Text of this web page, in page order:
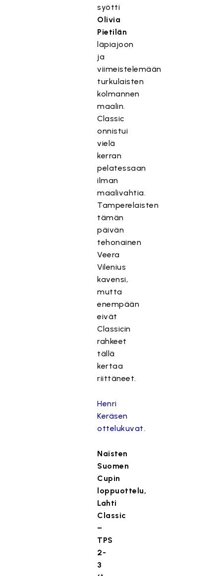
syötti
Olivia
Pietilän
läpiajoon
ja
viimeistelemään
turkulaisten
kolmannen
maalin.
Classic
onnistui
vielä
kerran
pelatessaan
ilman
maalivahtia.
Tamperelaisten
tämän
päivän
tehonainen
Veera
Vilenius
kavensi,
mutta
enempään
eivät
Classicin
rahkeet
tällä
kertaa
riittäneet.
Henri
Keräsen
ottelukuvat.
Naisten
Suomen
Cupin
loppuottelu,
Lahti
Classic
–
TPS
2-
3